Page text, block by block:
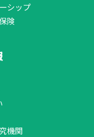
シップ
険
機関